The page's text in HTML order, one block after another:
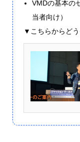
VMDの基本の
当者向け）
▼こちらからど